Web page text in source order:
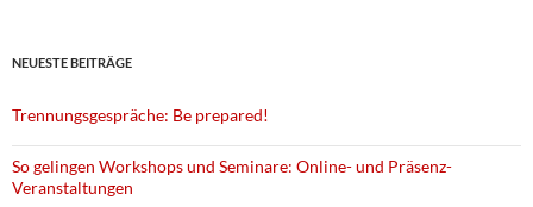
NEUESTE BEITRÄGE
Trennungsgespräche: Be prepared!
So gelingen Workshops und Seminare: Online- und Präsenz-
Veranstaltungen